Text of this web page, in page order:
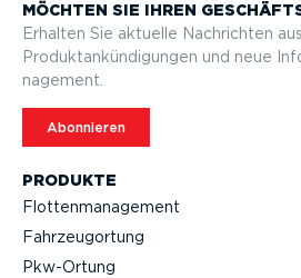
PRODUKTE
Flotten­ma­nagement
Fahrzeu­g­ortung
Pkw-Ortung
MÖCHTEN SIE IHREN
Erhalten Sie aktuelle Nachrichten
Produktan­kün­di­gungen und neue
nagement.
Abonnieren